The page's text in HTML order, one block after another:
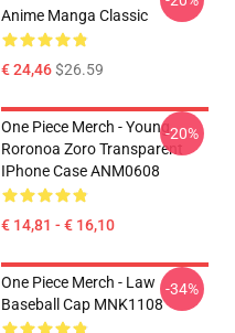
Anime Manga Classic
€ 24,46$26.59
One Piece Merch - Young
Roronoa Zoro Transparent
IPhone Case ANM0608
€ 14,81 - € 16,10
-20%
One Piece Merch - Law
Baseball Cap MNK1108
-34%